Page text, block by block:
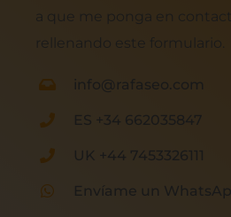
a que me ponga en
rellenando este formulario.
info@rafaseo.com
ES +34 662035847
UK +44 7453326111
Envíame un